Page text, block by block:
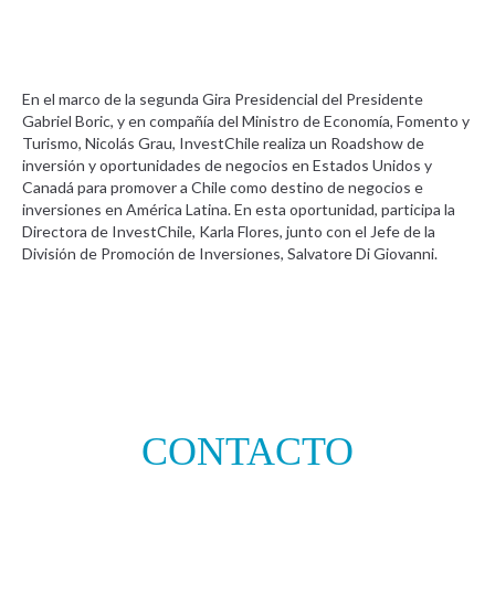
En el marco de la segunda Gira Presidencial del Presidente
Gabriel Boric, y en compañía del Ministro de Economía, Fomento y
Turismo, Nicolás Grau, InvestChile realiza un Roadshow de
inversión y oportunidades de negocios en Estados Unidos y
Canadá para promover a Chile como destino de negocios e
inversiones en América Latina. En esta oportunidad, participa la
Directora de InvestChile, Karla Flores, junto con el Jefe de la
División de Promoción de Inversiones, Salvatore Di Giovanni.
CONTACTO